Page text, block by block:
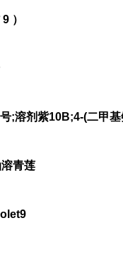
）
;溶剂紫10B;4-(二甲
青莲